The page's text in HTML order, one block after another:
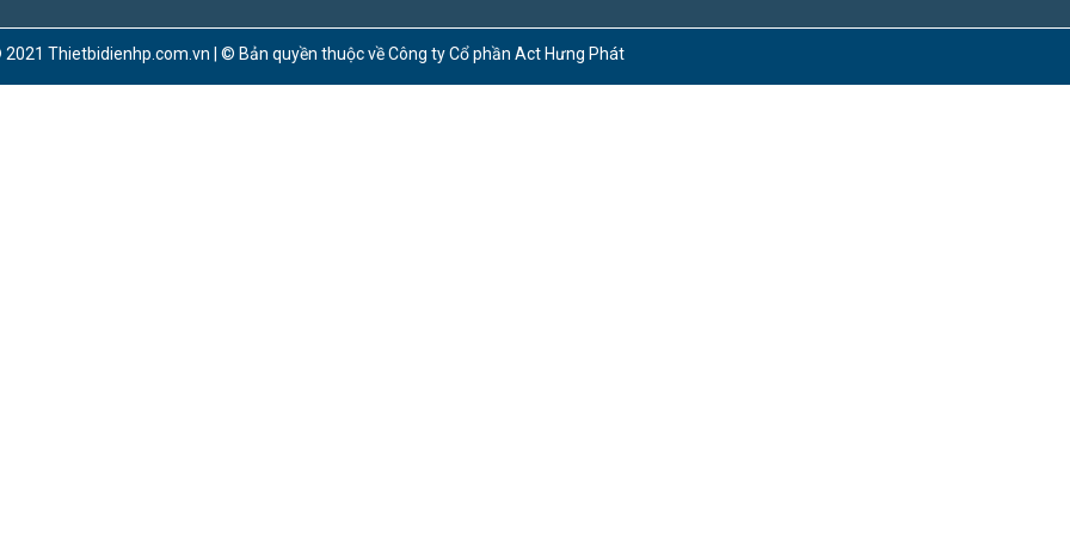
Thietbidienhp.com.vn | © Bản quyền thuộc về Công ty Cổ phần Act Hưng Phát